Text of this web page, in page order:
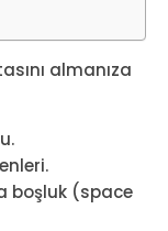
almanıza
boşluk (space